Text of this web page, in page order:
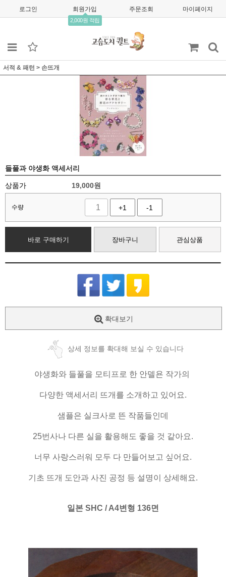
로그인 회원가입
2,000원 적립
주문조회 마이페이지
서적 & 패턴 > 손뜨개
들풀과 야생화 액세서리
상품가 19,000원
수량 +1 -1
바로 구매하기 장바구니 관심상품
확대보기
상세 정보를 확대해 보실 수 있습니다
야생화와 들풀을 모티프로 한 안델욘 작가의
다양한 액세서리 뜨개를 소개하고 있어요.
샘플은 실크사로 뜬 작품들인데
25번사나 다른 실을 활용해도 좋을 것 같아요.
너무 사랑스러워 모두 다 만들어보고 싶어요.
기초 뜨개 도안과 사진 공정 등 설명이 상세해요.
일본 SHC / A4변형 136면